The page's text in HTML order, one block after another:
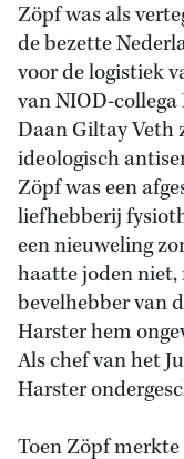
Zöpf was als
de bezette
voor de logistiek
van NIOD-
Daan Giltay Veth
ideologisch
Zöpf was een
liefhebberij
een nieuweling
haatte joden
bevelhebber van
Harster hem
Als chef van het
Harster
Toen Zöpf